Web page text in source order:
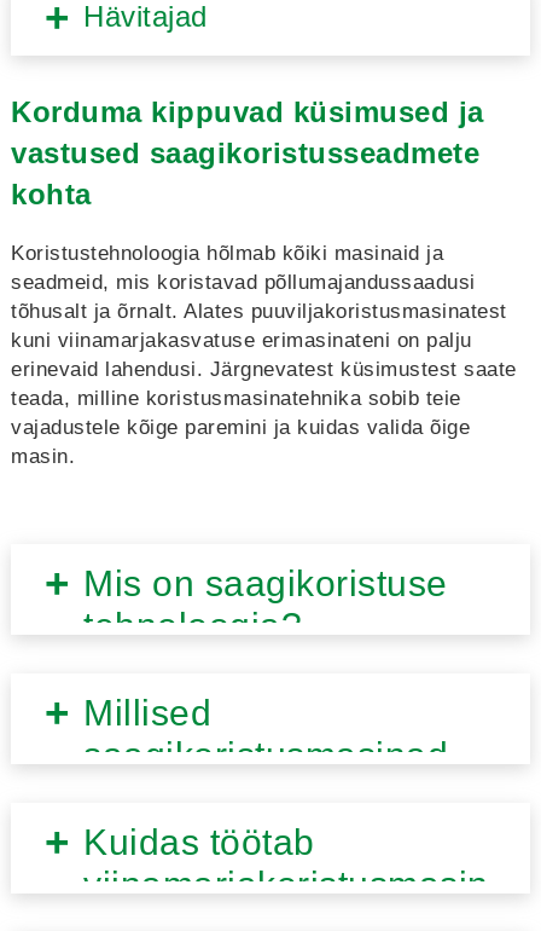
Hävitajad
Korduma kippuvad küsimused ja
vastused saagikoristusseadmete
kohta
Koristustehnoloogia hõlmab kõiki masinaid ja
seadmeid, mis koristavad põllumajandussaadusi
tõhusalt ja õrnalt. Alates puuviljakoristusmasinatest
kuni viinamarjakasvatuse erimasinateni on palju
erinevaid lahendusi. Järgnevatest küsimustest saate
teada, milline koristusmasinatehnika sobib teie
vajadustele kõige paremini ja kuidas valida õige
masin.
Mis on saagikoristuse
tehnoloogia?
Millised
saagikoristusmasinad
Kuidas töötab
viinamarjakoristusmasin